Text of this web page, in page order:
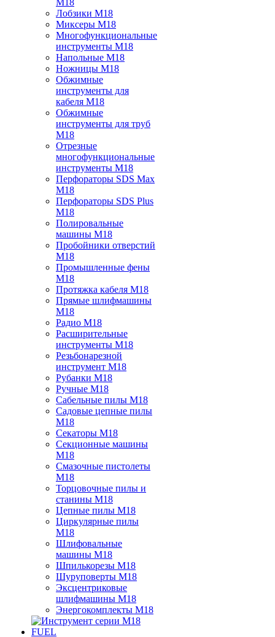
M18
Лобзики M18
Миксеры M18
Многофункциональные
инструменты M18
Напольные M18
Ножницы M18
Обжимные
инструменты для
кабеля M18
Обжимные
инструменты для труб
M18
Отрезные
многофункциональные
инструменты M18
Перфораторы SDS Max
M18
Перфораторы SDS Plus
M18
Полировальные
машины M18
Пробойники отверстий
M18
Промышленные фены
M18
Протяжка кабеля M18
Прямые шлифмашины
M18
Радио M18
Расширительные
инструменты M18
Резьбонарезной
инструмент M18
Рубанки M18
Ручные M18
Сабельные пилы M18
Садовые цепные пилы
M18
Секаторы M18
Секционные машины
M18
Смазочные пистолеты
M18
Торцовочные пилы и
станины M18
Цепные пилы M18
Циркулярные пилы
M18
Шлифовальные
машины M18
Шпилькорезы M18
Шуруповерты M18
Эксцентриковые
шлифмашины M18
Энергокомплекты M18